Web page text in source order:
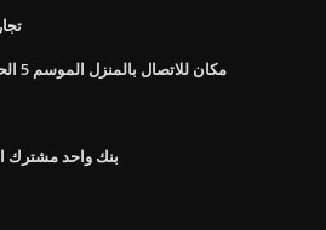
مكان للاتصال بالمنزل الموسم 5 الحلقة 7 شاهد مجانًا على الإنترنت
بنك واحد مشترك